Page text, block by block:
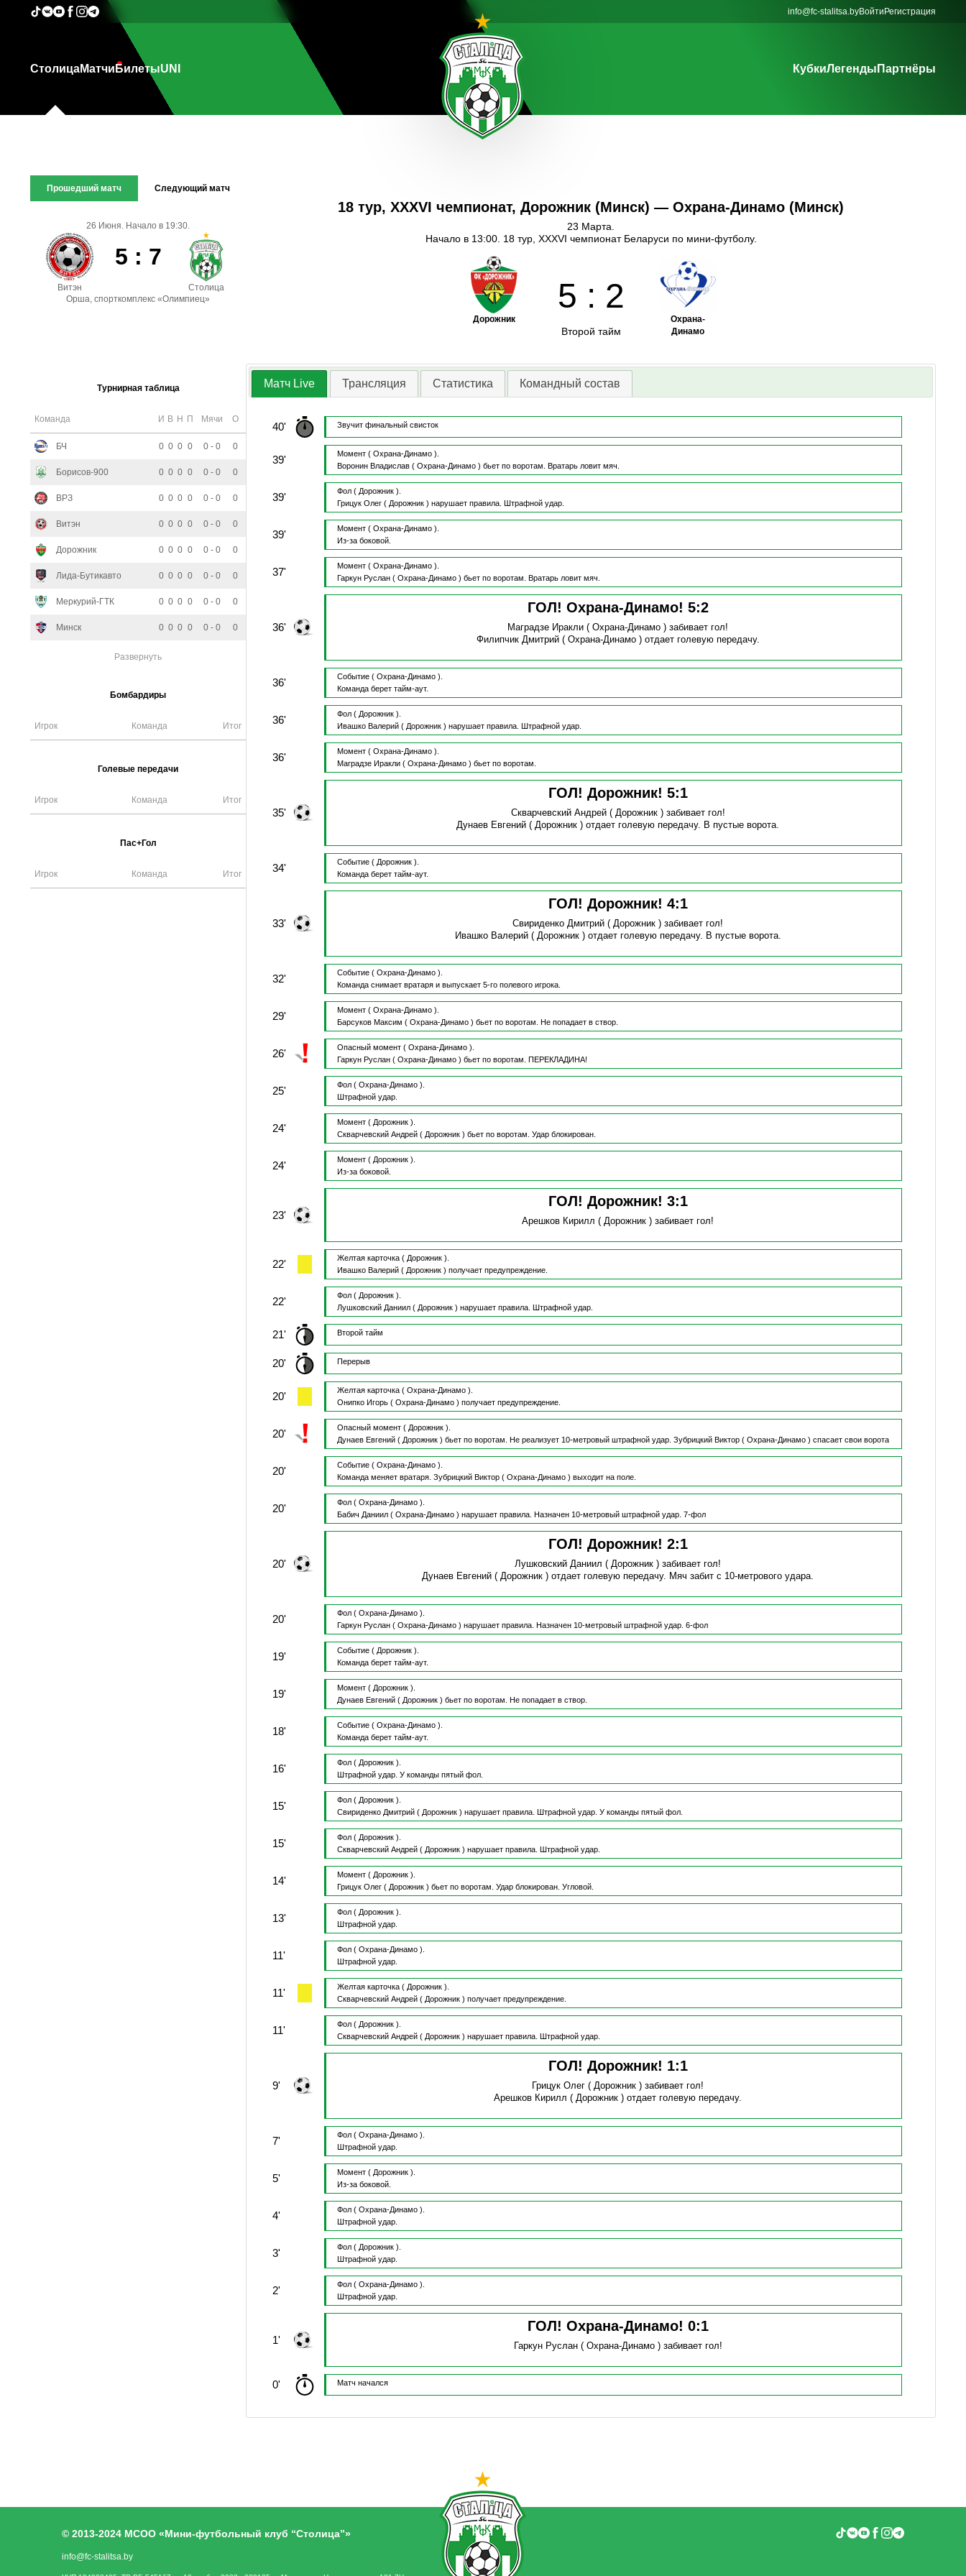
info@fc-stalitsa.byВойти Регистрация
СтолицаМатчи БилетыUNI КубкиЛегенды Партнёры
Прошедший матч Следующий матч
26 Июня. Начало в 19:30.
5 : 7
Витэн
Столица
Орша, спорткомплекс «Олимпиец»
Турнирная таблица
Команда И В Н П Мячи О
БЧ 0 0 0 0 0 - 0 0
Борисов-900 0 0 0 0 0 - 0 0
ВРЗ 0 0 0 0 0 - 0 0
Витэн 0 0 0 0 0 - 0 0
Дорожник 0 0 0 0 0 - 0 0
Лида-Бутикавто 0 0 0 0 0 - 0 0
Меркурий-ГТК 0 0 0 0 0 - 0 0
Минск 0 0 0 0 0 - 0 0
Развернуть
Бомбардиры
Игрок Команда Итог
Голевые передачи
Игрок Команда Итог
Пас+Гол
Игрок Команда Итог
18 тур, XXXVI чемпионат, Дорожник (Минск) — Охрана-Динамо (Минск)
23 Марта.
Начало в 13:00. 18 тур, XXXVI чемпионат Беларуси по мини-футболу.
Дорожник
5 : 2
Второй тайм
Охрана-
Динамо
Матч Live Трансляция Статистика Командный состав
40' Звучит финальный свисток
39' Момент ( Охрана-Динамо ).
Воронин Владислав( Охрана-Динамо ) бьет по воротам. Вратарь ловит мяч.
39' Фол ( Дорожник ).
Грицук Олег( Дорожник ) нарушает правила. Штрафной удар.
39' Момент ( Охрана-Динамо ).
Из-за боковой.
37' Момент ( Охрана-Динамо ).
Гаркун Руслан( Охрана-Динамо ) бьет по воротам. Вратарь ловит мяч.
36'
ГОЛ! Охрана-Динамо! 5:2
Маградзе Иракли ( Охрана-Динамо )забивает гол!
Филипчик Дмитрий( Охрана-Динамо ) отдает голевую передачу.
36' Событие ( Охрана-Динамо ).
Команда берет тайм-аут.
36' Фол ( Дорожник ).
Ивашко Валерий( Дорожник ) нарушает правила. Штрафной удар.
36' Момент ( Охрана-Динамо ).
Маградзе Иракли( Охрана-Динамо ) бьет по воротам.
35'
ГОЛ! Дорожник! 5:1
Скварчевский Андрей( Дорожник ) забивает гол!
Дунаев Евгений ( Дорожник )отдает голевую передачу. В пустые ворота.
34' Событие ( Дорожник ).
Команда берет тайм-аут.
33'
ГОЛ! Дорожник! 4:1
Свириденко Дмитрий ( Дорожник )забивает гол!
Ивашко Валерий( Дорожник ) отдает голевую передачу. В пустые ворота.
32' Событие ( Охрана-Динамо ).
Команда снимает вратаря и выпускает 5-го полевого игрока.
29' Момент ( Охрана-Динамо ).
Барсуков Максим ( Охрана-Динамо ) бьет по воротам. Не попадает в створ.
26' Опасный момент ( Охрана-Динамо ).
Гаркун Руслан( Охрана-Динамо ) бьет по воротам. ПЕРЕКЛАДИНА!
25' Фол ( Охрана-Динамо ).
Штрафной удар.
24' Момент ( Дорожник ).
Скварчевский Андрей( Дорожник ) бьет по воротам. Удар блокирован.
24' Момент ( Дорожник ).
Из-за боковой.
23'
ГОЛ! Дорожник! 3:1
Арешков Кирилл ( Дорожник )забивает гол!
22' Желтая карточка ( Дорожник ).
Ивашко Валерий( Дорожник ) получает предупреждение.
22' Фол ( Дорожник ).
Лушковский Даниил( Дорожник ) нарушает правила. Штрафной удар.
21' Второй тайм
20' Перерыв
20' Желтая карточка ( Охрана-Динамо ).
Онипко Игорь( Охрана-Динамо ) получает предупреждение.
20' Опасный момент ( Дорожник ).
Дунаев Евгений( Дорожник ) бьет по воротам. Не реализует 10-метровый штрафной удар. Зубрицкий Виктор( Охрана-Динамо ) спасает свои ворота
20' Событие ( Охрана-Динамо ).
Команда меняет вратаря. Зубрицкий Виктор( Охрана-Динамо ) выходит на поле.
20' Фол ( Охрана-Динамо ).
Бабич Даниил( Охрана-Динамо ) нарушает правила. Назначен 10-метровый штрафной удар. 7-фол
20'
ГОЛ! Дорожник! 2:1
Лушковский Даниил ( Дорожник )забивает гол!
Дунаев Евгений ( Дорожник )отдает голевую передачу. Мяч забит с 10-метрового удара.
20' Фол ( Охрана-Динамо ).
Гаркун Руслан( Охрана-Динамо ) нарушает правила. Назначен 10-метровый штрафной удар. 6-фол
19' Событие ( Дорожник ).
Команда берет тайм-аут.
19' Момент ( Дорожник ).
Дунаев Евгений( Дорожник ) бьет по воротам. Не попадает в створ.
18' Событие ( Охрана-Динамо ).
Команда берет тайм-аут.
16' Фол ( Дорожник ).
Штрафной удар. У команды пятый фол.
15' Фол ( Дорожник ).
Свириденко Дмитрий( Дорожник ) нарушает правила. Штрафной удар. У команды пятый фол.
15' Фол ( Дорожник ).
Скварчевский Андрей( Дорожник ) нарушает правила. Штрафной удар.
14' Момент ( Дорожник ).
Грицук Олег( Дорожник ) бьет по воротам. Удар блокирован. Угловой.
13' Фол ( Дорожник ).
Штрафной удар.
11' Фол ( Охрана-Динамо ).
Штрафной удар.
11' Желтая карточка ( Дорожник ).
Скварчевский Андрей( Дорожник ) получает предупреждение.
11' Фол ( Дорожник ).
Скварчевский Андрей( Дорожник ) нарушает правила. Штрафной удар.
9'
ГОЛ! Дорожник! 1:1
Грицук Олег ( Дорожник )забивает гол!
Арешков Кирилл ( Дорожник )отдает голевую передачу.
7' Фол ( Охрана-Динамо ).
Штрафной удар.
5' Момент ( Дорожник ).
Из-за боковой.
4' Фол ( Охрана-Динамо ).
Штрафной удар.
3' Фол ( Дорожник ).
Штрафной удар.
2' Фол ( Охрана-Динамо ).
Штрафной удар.
1'
ГОЛ! Охрана-Динамо! 0:1
Гаркун Руслан( Охрана-Динамо ) забивает гол!
0' Матч начался
© 2013-2024 МСОО «Мини-футбольный клуб “Столица”»
info@fc-stalitsa.by